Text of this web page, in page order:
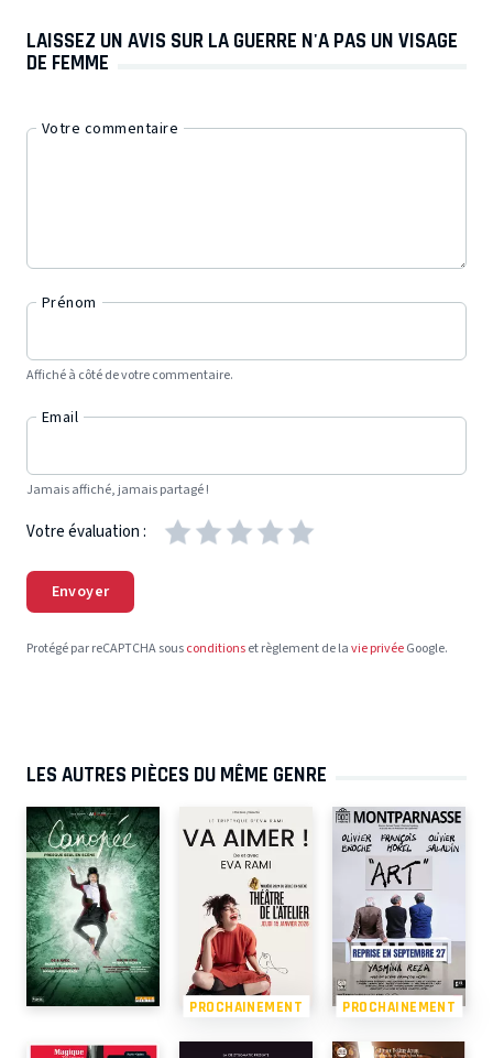
LAISSEZ UN AVIS SUR LA GUERRE N'A PAS UN VISAGE
DE FEMME
Votre commentaire
Prénom
Affiché à côté de votre commentaire.
Email
Jamais affiché, jamais partagé !
Votre évaluation :
Envoyer
Protégé par reCAPTCHA sousconditionset règlement de lavie privéeGoogle.
LES AUTRES PIÈCES DU MÊME GENRE
PROCHAINEMENT PROCHAINEMENT